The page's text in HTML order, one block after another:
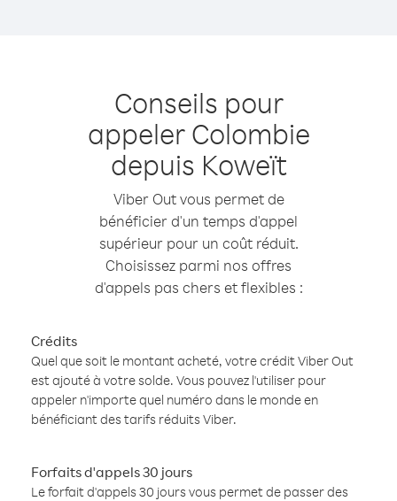
Conseils pour
appeler Colombie
depuis Koweït
Viber Out vous permet de
bénéficier d'un temps d'appel
supérieur pour un coût réduit.
Choisissez parmi nos offres
d'appels pas chers et flexibles :
Crédits
Quel que soit le montant acheté, votre crédit Viber Out
est ajouté à votre solde. Vous pouvez l'utiliser pour
appeler n'importe quel numéro dans le monde en
bénéficiant des tarifs réduits Viber.
Forfaits d'appels 30 jours
Le forfait d'appels 30 jours vous permet de passer des